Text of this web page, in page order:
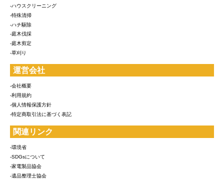
-ハウスクリーニング
-特殊清掃
-ハチ駆除
-庭木伐採
-庭木剪定
-草刈り
運営会社
-会社概要
-利用規約
-個人情報保護方針
-特定商取引法に基づく表記
関連リンク
-環境省
-SDGsについて
-家電製品協会
-遺品整理士協会